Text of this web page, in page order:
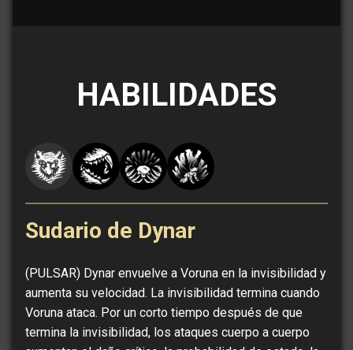
HABILIDADES
Sudario de Dynar
(PULSAR) Dynar envuelve a Voruna en la invisibilidad y
aumenta su velocidad. La invisibilidad termina cuando
Voruna ataca. Por un corto tiempo después de que
termina la invisibilidad, los ataques cuerpo a cuerpo